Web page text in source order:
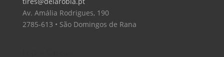
Av. Amália Rodrigues, 190
2785-613 • São Domingos de Rana